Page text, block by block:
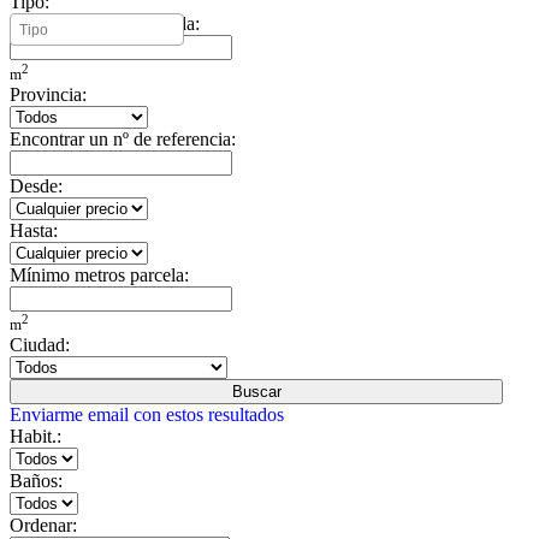
Mínimo metros vivienda:
m2
Provincia:
Encontrar un nº de referencia:
Desde:
Hasta:
Mínimo metros parcela:
m2
Ciudad:
Buscar
Enviarme email con estos resultados
Habit.:
Baños:
Ordenar: